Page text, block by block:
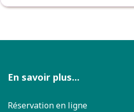
En savoir plus...
Réservation en ligne